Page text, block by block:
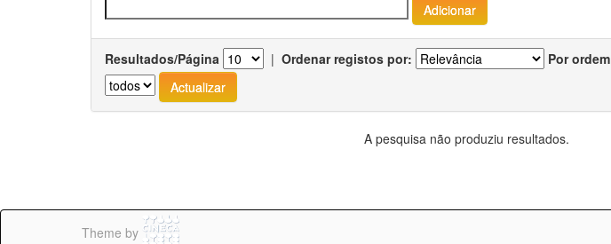
Resultados/Página | Ordenar registos por: Por ordem
A pesquisa não produziu resultados.
Theme by